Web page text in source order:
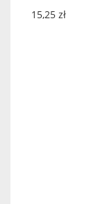
15,25 zł